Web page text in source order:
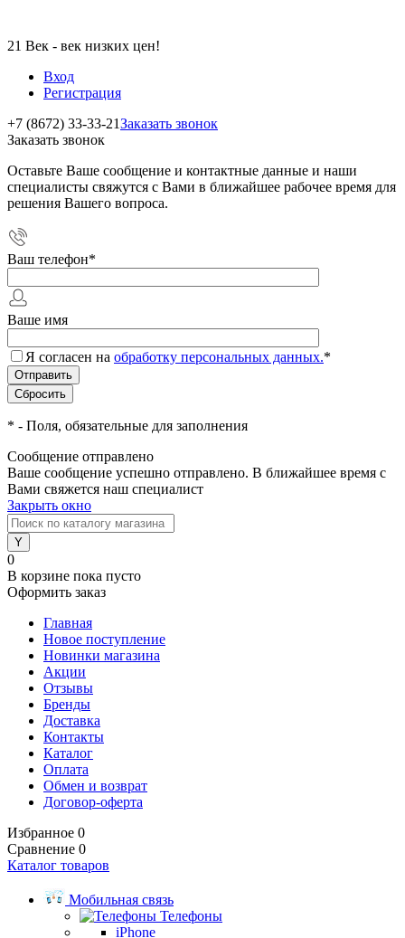
21 Век - век низких цен!
Вход
Регистрация
+7 (8672) 33-33-21Заказать звонок
Заказать звонок
Оставьте Ваше сообщение и контактные данные и наши
специалисты свяжутся с Вами в ближайшее рабочее время для
решения Вашего вопроса.
Ваш телефон*
Ваше имя
Я согласен на обработку персональных данных.*
* - Поля, обязательные для заполнения
Сообщение отправлено
Ваше сообщение успешно отправлено. В ближайшее время с
Вами свяжется наш специалист
Закрыть окно
0
В корзине пока пусто
Оформить заказ
Главная
Новое поступление
Новинки магазина
Акции
Отзывы
Бренды
Доставка
Контакты
Каталог
Оплата
Обмен и возврат
Договор-оферта
Избранное 0
Сравнение 0
Каталог товаров
Мобильная связь
Телефоны
iPhone